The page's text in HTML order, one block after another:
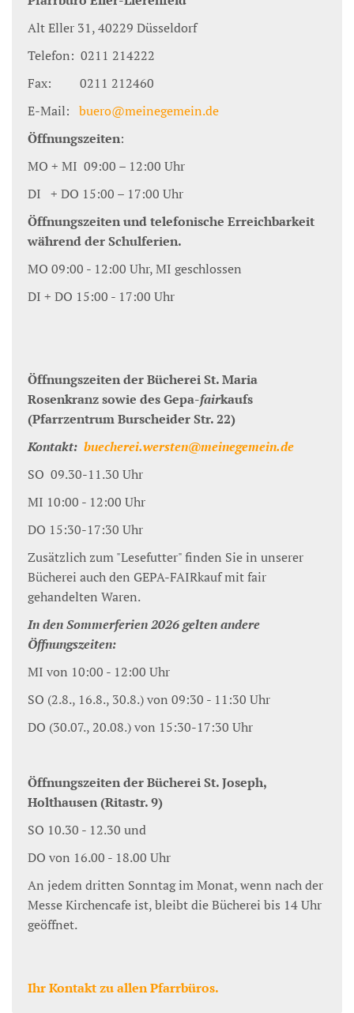
Alt Eller 31, 40229 Düsseldorf
Telefon: 0211 214222
Fax: 0211 212460
E-Mail: buero@meinegemein.de
Öffnungszeiten:
MO + MI 09:00 – 12:00 Uhr
DI + DO 15:00 – 17:00 Uhr
Öffnungszeiten und telefonische Erreichbarkeit
während der Schulferien.
MO 09:00 - 12:00 Uhr, MI geschlossen
DI + DO 15:00 - 17:00 Uhr
Öffnungszeiten der Bücherei St. Maria
Rosenkranz sowie des Gepa-fairkaufs
(Pfarrzentrum Burscheider Str. 22)
Kontakt: buecherei.wersten@meinegemein.de
SO 09.30-11.30 Uhr
MI 10:00 - 12:00 Uhr
DO 15:30-17:30 Uhr
Zusätzlich zum "Lesefutter" finden Sie in unserer
Bücherei auch den GEPA-FAIRkauf mit fair
gehandelten Waren.
In den Sommerferien 2026 gelten andere
Öffnungszeiten:
MI von 10:00 - 12:00 Uhr
SO (2.8., 16.8., 30.8.) von 09:30 - 11:30 Uhr
DO (30.07., 20.08.) von 15:30-17:30 Uhr
Öffnungszeiten der Bücherei St. Joseph,
Holthausen (Ritastr. 9)
SO 10.30 - 12.30 und
DO von 16.00 - 18.00 Uhr
An jedem dritten Sonntag im Monat, wenn nach der
Messe Kirchencafe ist, bleibt die Bücherei bis 14 Uhr
geöffnet.
Ihr Kontakt zu allen Pfarrbüros.